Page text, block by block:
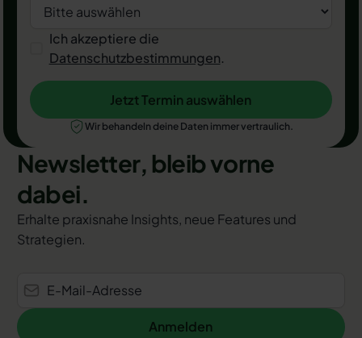
Ich akzeptiere die
Datenschutzbestimmungen.
Jetzt Termin auswählen
Jetzt Termin auswählen
Wir behandeln deine Daten immer vertraulich.
Newsletter, bleib vorne
dabei.
Erhalte praxisnahe Insights, neue Features und
Strategien.
Anmelden